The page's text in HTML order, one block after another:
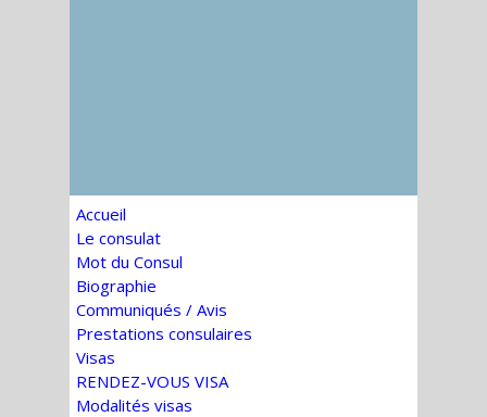
Accueil
Le consulat
Mot du Consul
Biographie
Communiqués / Avis
Prestations consulaires
Visas
RENDEZ-VOUS VISA
Modalités visas